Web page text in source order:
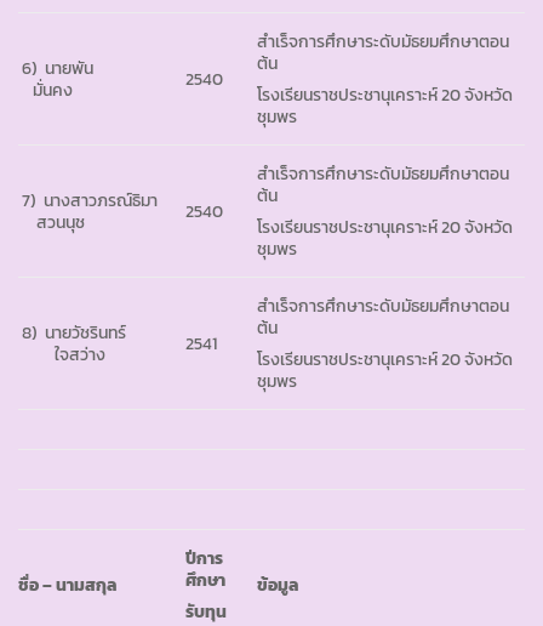
6) นายพัน
มั่นคง
2540
สำเร็จการศึกษาระดับมัธยมศึกษาตอน
ต้น
โรงเรียนราชประชานุเคราะห์ 20 จังหวัด
ชุมพร
7) นางสาวภรณ์ธิมา
สวนนุช
2540
สำเร็จการศึกษาระดับมัธยมศึกษาตอน
ต้น
โรงเรียนราชประชานุเคราะห์ 20 จังหวัด
ชุมพร
8) นายวัชรินทร์
ใจสว่าง
2541
สำเร็จการศึกษาระดับมัธยมศึกษาตอน
ต้น
โรงเรียนราชประชานุเคราะห์ 20 จังหวัด
ชุมพร
ชื่อ– นามสกุล
ปีการ
ศึกษา
รับทุน
ข้อมูล